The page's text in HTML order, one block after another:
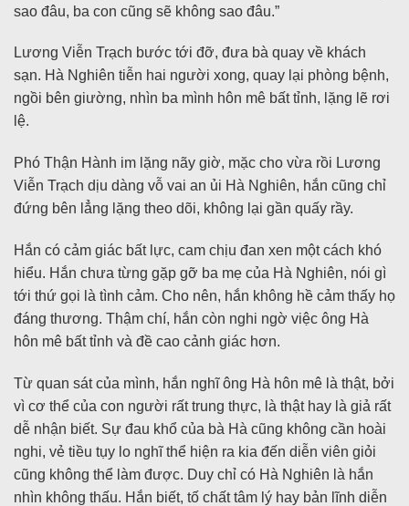
sao đâu, ba con cũng sẽ không sao đâu.”
Lương Viễn Trạch bước tới đỡ, đưa bà quay về khách
sạn. Hà Nghiên tiễn hai người xong, quay lại phòng bệnh,
ngồi bên giường, nhìn ba mình hôn mê bất tỉnh, lặng lẽ rơi
lệ.
Phó Thận Hành im lặng nãy giờ, mặc cho vừa rồi Lương
Viễn Trạch dịu dàng vỗ vai an ủi Hà Nghiên, hắn cũng chỉ
đứng bên lẳng lặng theo dõi, không lại gần quấy rầy.
Hắn có cảm giác bất lực, cam chịu đan xen một cách khó
hiểu. Hắn chưa từng gặp gỡ ba mẹ của Hà Nghiên, nói gì
tới thứ gọi là tình cảm. Cho nên, hắn không hề cảm thấy họ
đáng thương. Thậm chí, hắn còn nghi ngờ việc ông Hà
hôn mê bất tỉnh và đề cao cảnh giác hơn.
Từ quan sát của mình, hắn nghĩ ông Hà hôn mê là thật, bởi
vì cơ thể của con người rất trung thực, là thật hay là giả rất
dễ nhận biết. Sự đau khổ của bà Hà cũng không cần hoài
nghi, vẻ tiều tụy lo nghĩ thể hiện ra kia đến diễn viên giỏi
cũng không thể làm được. Duy chỉ có Hà Nghiên là hắn
nhìn không thấu. Hắn biết, tố chất tâm lý hay bản lĩnh diễn